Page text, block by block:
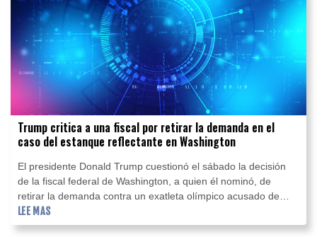
Trump critica a una fiscal por retirar la demanda en el
caso del estanque reflectante en Washington
El presidente Donald Trump cuestionó el sábado la decisión
de la fiscal federal de Washington, a quien él nominó, de
retirar la demanda contra un exatleta olímpico acusado de
dañar el gran estanque reflectante contiguo al Monumento a
Lincoln.
LEE MAS